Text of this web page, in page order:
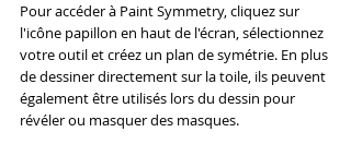
Pour accéder à Paint Symmetry, cliquez sur
l'icône papillon en haut de l'écran, sélectionnez
votre outil et créez un plan de symétrie. En plus
de dessiner directement sur la toile, ils peuvent
également être utilisés lors du dessin pour
révéler ou masquer des masques.